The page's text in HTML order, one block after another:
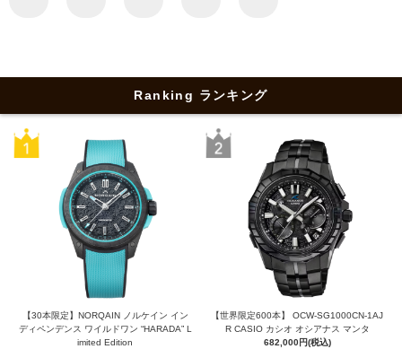
Ranking ランキング
【30本限定】NORQAIN ノルケイン イン
ディペンデンス ワイルドワン “HARADA” L
imited Edition
【世界限定600本】 OCW-SG1000CN-1AJ
R CASIO カシオ オシアナス マンタ
682,000円(税込)